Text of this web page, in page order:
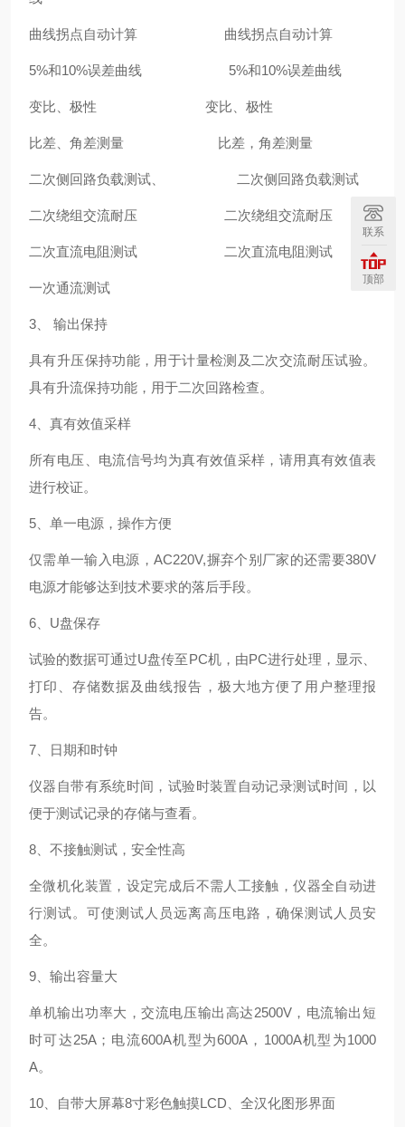
曲线拐点自动计算 曲线拐点自动计算
5%和10%误差曲线 5%和10%误差曲线
变比、极性 变比、极性
比差、角差测量 比差，角差测量
二次侧回路负载测试、 二次侧回路负载测试
二次绕组交流耐压 二次绕组交流耐压
二次直流电阻测试 二次直流电阻测试
一次通流测试
3、 输出保持
具有升压保持功能，用于计量检测及二次交流耐压试验。
具有升流保持功能，用于二次回路检查。
4、真有效值采样
所有电压、电流信号均为真有效值采样，请用真有效值表
进行校证。
5、单一电源，操作方便
仅需单一输入电源，AC220V,摒弃个别厂家的还需要380V
电源才能够达到技术要求的落后手段。
6、U盘保存
试验的数据可通过U盘传至PC机，由PC进行处理，显示、
打印、存储数据及曲线报告，极大地方便了用户整理报
告。
7、日期和时钟
仪器自带有系统时间，试验时装置自动记录测试时间，以
便于测试记录的存储与查看。
8、不接触测试，安全性高
全微机化装置，设定完成后不需人工接触，仪器全自动进
行测试。可使测试人员远离高压电路，确保测试人员安
全。
9、输出容量大
单机输出功率大，交流电压输出高达2500V，电流输出短
时可达25A；电流600A机型为600A，1000A机型为1000
A。
10、自带大屏幕8寸彩色触摸LCD、全汉化图形界面
联系
顶部